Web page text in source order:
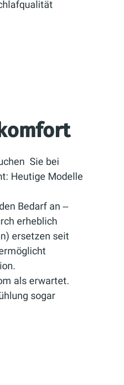
Sie bei
Heutige Modelle
Bedarf an ‒
erheblich
ersetzen seit
als erwartet.
sogar